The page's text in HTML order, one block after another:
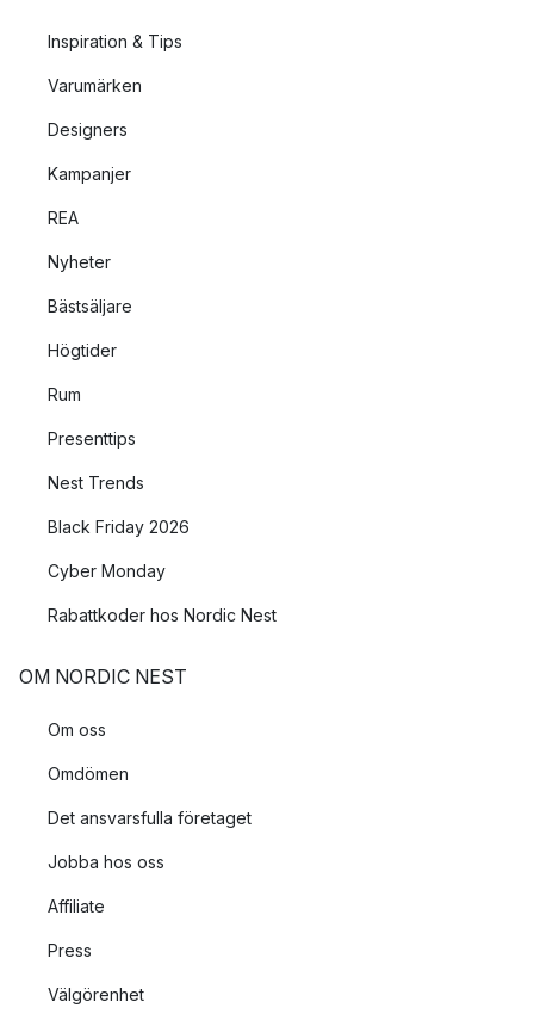
Inspiration & Tips
Varumärken
Designers
Kampanjer
REA
Nyheter
Bästsäljare
Högtider
Rum
Presenttips
Nest Trends
Black Friday 2026
Cyber Monday
Rabattkoder hos Nordic Nest
OM NORDIC NEST
Om oss
Omdömen
Det ansvarsfulla företaget
Jobba hos oss
Affiliate
Press
Välgörenhet